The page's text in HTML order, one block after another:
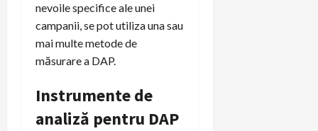
nevoile specifice ale unei
campanii, se pot utiliza una sau
mai multe metode de
măsurare a DAP.
Instrumente de
analiză pentru DAP